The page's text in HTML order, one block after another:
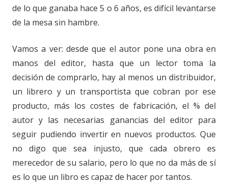
de lo que ganaba hace 5 o 6 años, es difícil levantarse
de la mesa sin hambre.
Vamos a ver: desde que el autor pone una obra en
manos del editor, hasta que un lector toma la
decisión de comprarlo, hay al menos un distribuidor,
un librero y un transportista que cobran por ese
producto, más los costes de fabricación, el % del
autor y las necesarias ganancias del editor para
seguir pudiendo invertir en nuevos productos. Que
no digo que sea injusto, que cada obrero es
merecedor de su salario, pero lo que no da más de sí
es lo que un libro es capaz de hacer por tantos.